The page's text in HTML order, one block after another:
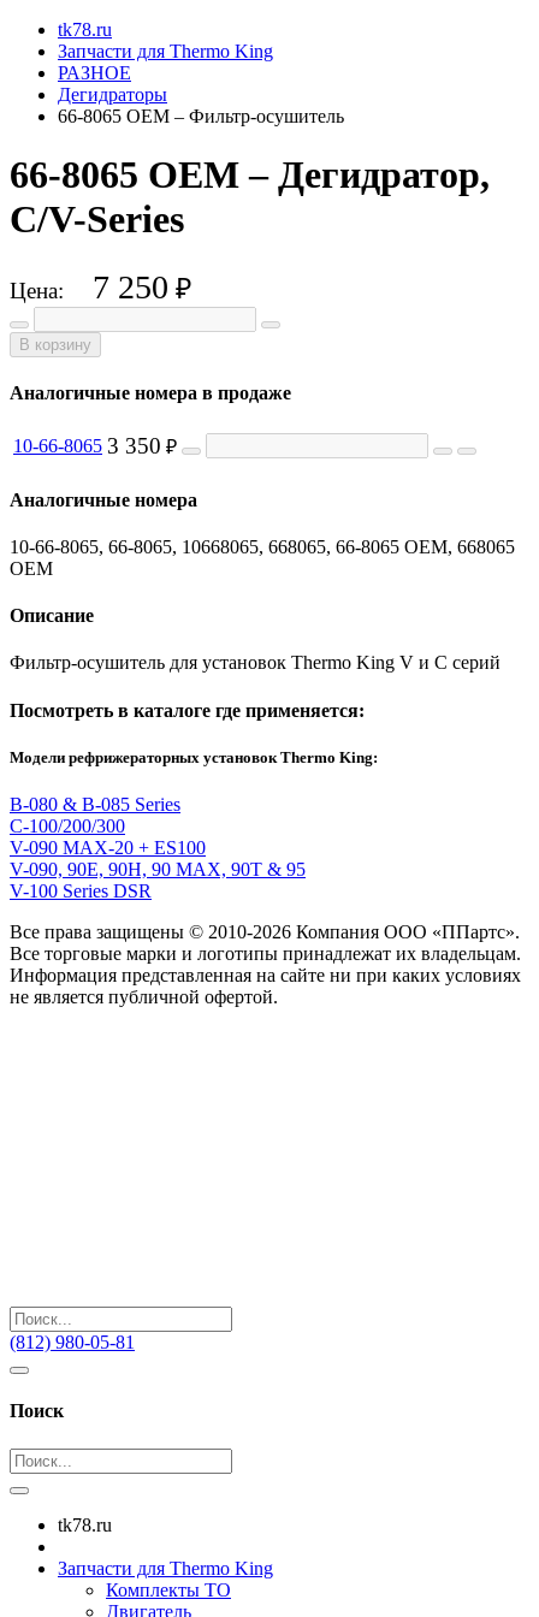
tk78.ru
Запчасти для Thermo King
РАЗНОЕ
Дегидраторы
66-8065 OEM – Фильтр-осушитель
66-8065 OEM – Дегидратор,
C/V-Series
Цена: 7 250 ₽
В корзину
Аналогичные номера в продаже
10-66-8065 3 350 ₽
Аналогичные номера
10-66-8065, 66-8065, 10668065, 668065, 66-8065 OEM, 668065
OEM
Описание
Фильтр-осушитель для установок Thermo King V и C серий
Посмотреть в каталоге где применяется:
Модели рефрижераторных установок Thermo King:
B-080 & B-085 Series
C-100/200/300
V-090 MAX-20 + ES100
V-090, 90E, 90H, 90 MAX, 90T & 95
V-100 Series DSR
Все права защищены © 2010-2026 Компания ООО «ППартс».
Все торговые марки и логотипы принадлежат их владельцам.
Информация представленная на сайте ни при каких условиях
не является публичной офертой.
(812) 980-05-81
Поиск
tk78.ru
Запчасти для Thermo King
Комплекты ТО
Двигатель